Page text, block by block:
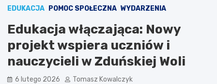
EDUKACJA POMOC SPOŁECZNA WYDARZENIA
Edukacja włączająca: Nowy
projekt wspiera uczniów i
nauczycieli w Zduńskiej Woli
6 lutego 2026 Tomasz Kowalczyk